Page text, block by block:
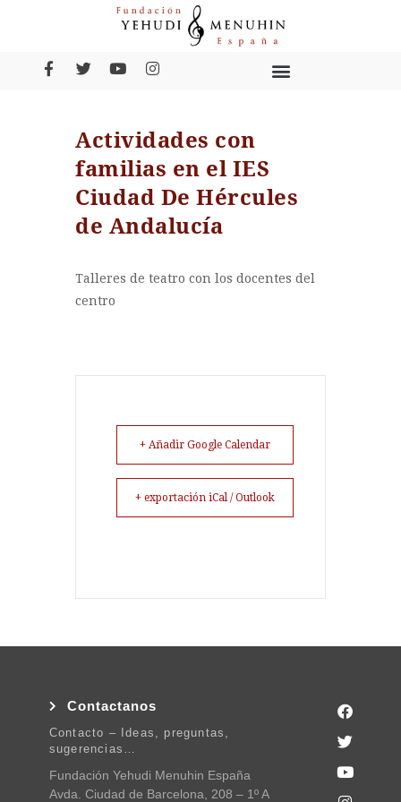
Actividades con
familias en el IES
Ciudad De Hércules
de Andalucía
Talleres de teatro con los docentes del
centro
+ Añadir Google Calendar
+ exportación iCal / Outlook
Contactanos
Contacto – Ideas, preguntas,
sugerencias…
Fundación Yehudi Menuhin España
Avda. Ciudad de Barcelona, 208 – 1º A